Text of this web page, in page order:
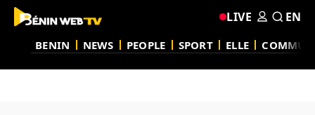
BENIN NEWS PEOPLE SPORT ELLE
LIVE EN